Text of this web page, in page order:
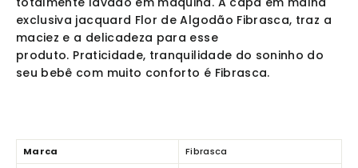
exclusiva jacquard Flor de Algodão Fibrasca, traz a
maciez e a delicadeza para esse
produto. Praticidade, tranquilidade do soninho do
seu bebê com muito conforto é Fibrasca.
Marca Fibrasca